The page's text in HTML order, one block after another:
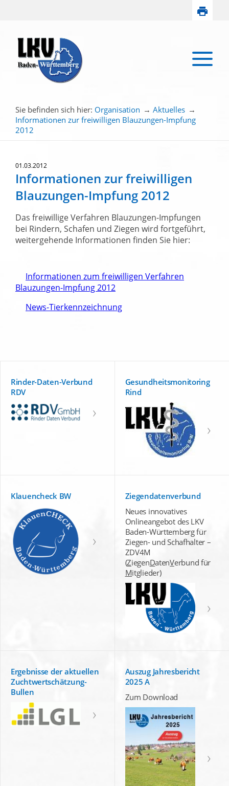
Sie befinden sich hier: Organisation → Aktuelles →
Informationen zur freiwilligen Blauzungen-Impfung
2012
01.03.2012
Informationen zur freiwilligen
Blauzungen-Impfung 2012
Das freiwillige Verfahren Blauzungen-Impfungen
bei Rindern, Schafen und Ziegen wird fortgeführt,
weitergehende Informationen finden Sie hier:
Informationen zum freiwilligen Verfahren
Blauzungen-Impfung 2012
News-Tierkennzeichnung
Rinder-Daten-Verbund
RDV
Gesundheitsmonitoring
Rind
Klauencheck BW
Ziegendatenverbund
Neues innovatives
Onlineangebot des LKV
Baden-Württemberg für
Ziegen- und Schafhalter –
ZDV4M
(ZiegenDatenVerbund für
Mitglieder)
Ergebnisse der aktuellen
Zuchtwertschätzung-
Bullen
Auszug Jahresbericht
2025 A
Zum Download